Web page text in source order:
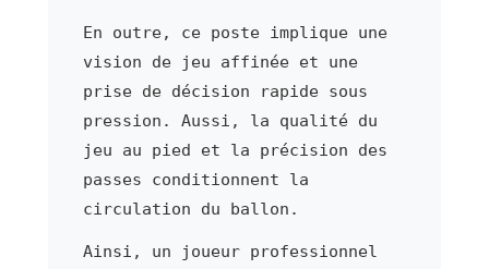
En outre, ce poste implique une
vision de jeu affinée et une
prise de décision rapide sous
pression. Aussi, la qualité du
jeu au pied et la précision des
passes conditionnent la
circulation du ballon.
Ainsi, un joueur professionnel